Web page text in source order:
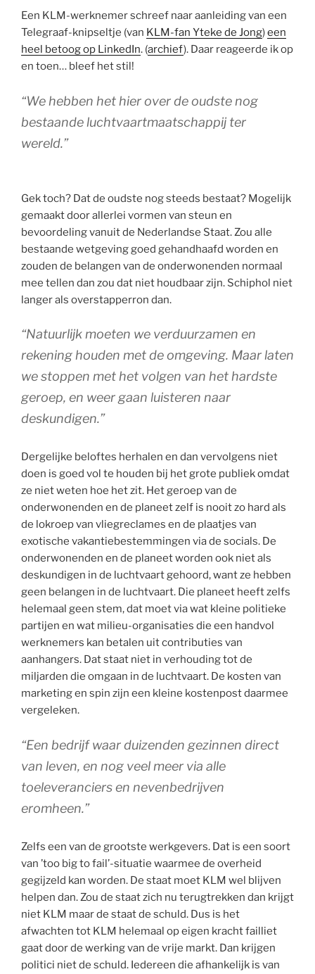
Een KLM-werknemer schreef naar aanleiding van een
Telegraaf-knipseltje (van KLM-fan Yteke de Jong)een
heel betoog op LinkedIn. (archief). Daar reageerde ik op
en toen… bleef het stil!
“We hebben het hier over de oudste nog
bestaande luchtvaartmaatschappij ter
wereld.”
Gek toch? Dat de oudste nog steeds bestaat? Mogelijk
gemaakt door allerlei vormen van steun en
bevoordeling vanuit de Nederlandse Staat. Zou alle
bestaande wetgeving goed gehandhaafd worden en
zouden de belangen van de onderwonenden normaal
mee tellen dan zou dat niet houdbaar zijn. Schiphol niet
langer als overstapperron dan.
“Natuurlijk moeten we verduurzamen en
rekening houden met de omgeving. Maar laten
we stoppen met het volgen van het hardste
geroep, en weer gaan luisteren naar
deskundigen.”
Dergelijke beloftes herhalen en dan vervolgens niet
doen is goed vol te houden bij het grote publiek omdat
ze niet weten hoe het zit. Het geroep van de
onderwonenden en de planeet zelf is nooit zo hard als
de lokroep van vliegreclames en de plaatjes van
exotische vakantiebestemmingen via de socials. De
onderwonenden en de planeet worden ook niet als
deskundigen in de luchtvaart gehoord, want ze hebben
geen belangen in de luchtvaart. Die planeet heeft zelfs
helemaal geen stem, dat moet via wat kleine politieke
partijen en wat milieu-organisaties die een handvol
werknemers kan betalen uit contributies van
aanhangers. Dat staat niet in verhouding tot de
miljarden die omgaan in de luchtvaart. De kosten van
marketing en spin zijn een kleine kostenpost daarmee
vergeleken.
“Een bedrijf waar duizenden gezinnen direct
van leven, en nog veel meer via alle
toeleveranciers en nevenbedrijven
eromheen.”
Zelfs een van de grootste werkgevers. Dat is een soort
van ’too big to fail’-situatie waarmee de overheid
gegijzeld kan worden. De staat moet KLM wel blijven
helpen dan. Zou de staat zich nu terugtrekken dan krijgt
niet KLM maar de staat de schuld. Dus is het
afwachten tot KLM helemaal op eigen kracht failliet
gaat door de werking van de vrije markt. Dan krijgen
politici niet de schuld. Iedereen die afhankelijk is van